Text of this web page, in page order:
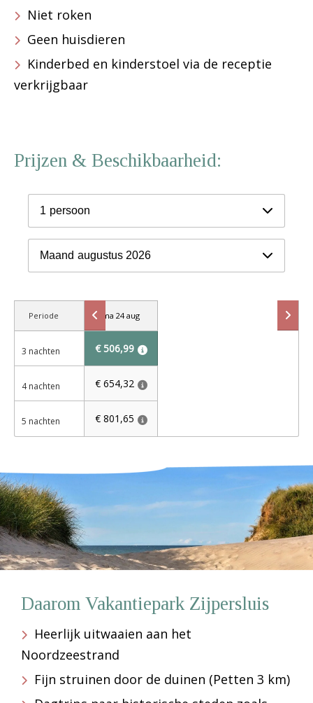
Niet roken
Geen huisdieren
Kinderbed en kinderstoel via de receptie
verkrijgbaar
Prijzen & Beschikbaarheid:
1 persoon
Maand augustus 2026
Periode
3 nachten
4 nachten
5 nachten
ma 24 aug
€ 506,99
€ 654,32
€ 801,65
Daarom Vakantiepark Zijpersluis
Heerlijk uitwaaien aan het
Noordzeestrand
Fijn struinen door de duinen (Petten 3 km)